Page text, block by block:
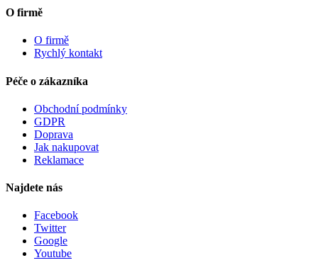
O firmě
O firmě
Rychlý kontakt
Péče o zákazníka
Obchodní podmínky
GDPR
Doprava
Jak nakupovat
Reklamace
Najdete nás
Facebook
Twitter
Google
Youtube